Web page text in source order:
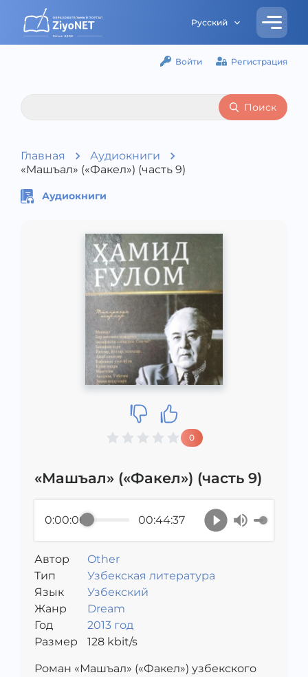
Русский
Войти Регистрация
Поиск
Главная
Аудиокниги
«Машъал» («Факел») (часть 9)
Аудиокниги
0
«Машъал» («Факел») (часть 9)
0:00:00 00:44:37
Автор
Other
Тип
Узбекская литература
Язык
Узбекский
Жанр
Dream
Год
2013 год
Размер
128kbit/s
Роман «Машъал» («Факел») узбекского